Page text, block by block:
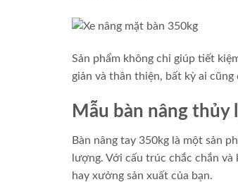
Sản phẩm không chỉ giúp tiết
giản và thân thiện, bất kỳ ai cũng
Mẫu bàn nâng thủy
Bàn nâng tay 350kg là một sản
lượng. Với cấu trúc chắc chắn
hay xưởng sản xuất của bạn.